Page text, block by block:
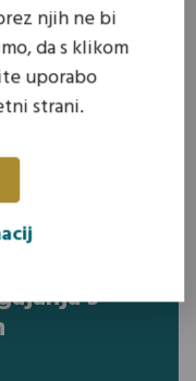
11.15 prisluhnete
Ognjišče.
s
njih ne bi
da s klikom
uporabo
strani.